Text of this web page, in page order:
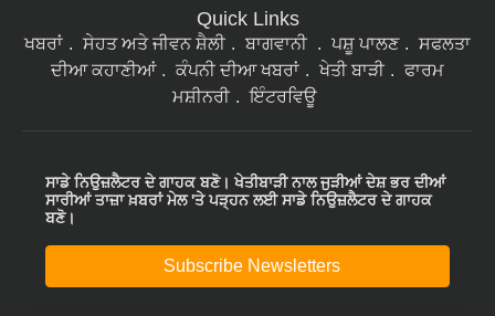
Quick Links
ਖਬਰਾਂ ਸੇਹਤ ਅਤੇ ਜੀਵਨ ਸ਼ੈਲੀ ਬਾਗਵਾਨੀ ਪਸ਼ੂ ਪਾਲਣ
ਸਫਲਤਾ
ਦੀਆ ਕਹਾਣੀਆਂ
ਕੰਪਨੀ ਦੀਆ ਖਬਰਾਂ ਖੇਤੀ ਬਾੜੀ
ਫਾਰਮ
ਮਸ਼ੀਨਰੀ
ਇੰਟਰਵਿਊ
ਸਾਡੇ ਨਿਉਜ਼ਲੈਟਰ ਦੇ ਗਾਹਕ ਬਣੋ। ਖੇਤੀਬਾੜੀ ਨਾਲ ਜੁੜੀਆਂ ਦੇਸ਼ ਭਰ ਦੀਆਂ
ਸਾਰੀਆਂ ਤਾਜ਼ਾ ਖ਼ਬਰਾਂ ਮੇਲ 'ਤੇ ਪੜ੍ਹਨ ਲਈ ਸਾਡੇ ਨਿਉਜ਼ਲੈਟਰ ਦੇ ਗਾਹਕ
ਬਣੋ।
Subscribe Newsletters